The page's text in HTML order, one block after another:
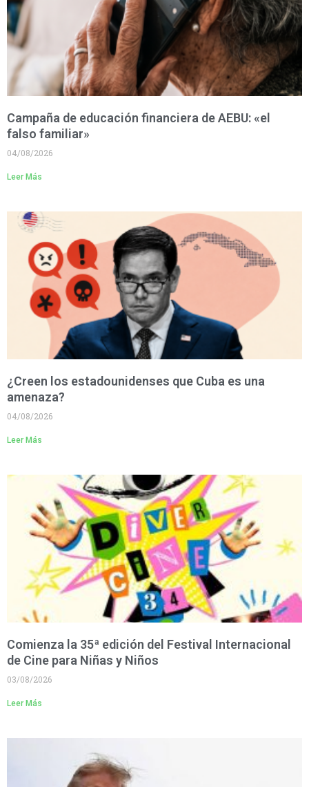
Campaña de educación financiera de AEBU: «el
falso familiar»
04/08/2026
Leer Más
¿Creen los estadounidenses que Cuba es una
amenaza?
04/08/2026
Leer Más
Comienza la 35ª edición del Festival Internacional
de Cine para Niñas y Niños
03/08/2026
Leer Más